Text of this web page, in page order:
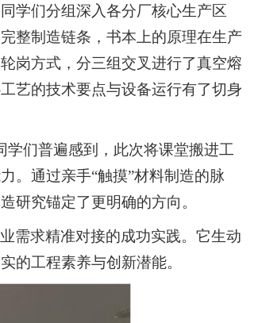
学们分组深入各分厂核心生产区
整制造链条，书本上的原理在生产
岗方式，分三组交叉进行了真空熔
艺的技术要点与设备运行有了切身
们普遍感到，此次将课堂搬进工
。通过亲手“触摸”材料制造的脉
研究锚定了更明确的方向。
需求精准对接的成功实践。它生动
的工程素养与创新潜能。